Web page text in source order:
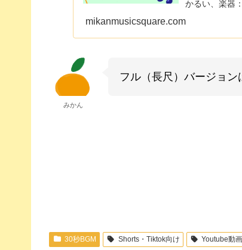
かるい、楽器
たりな1曲で
mikanmusicsquare.com
みかん
フル（長尺）バージョン
30秒BGM Shorts・Tiktok向け Youtube動